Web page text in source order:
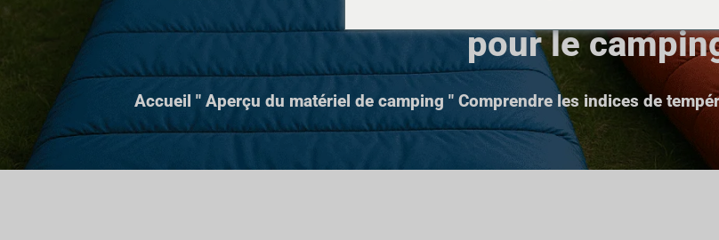
pour le
Accueil " Aperçu du matériel de camping " Comprendre les indices de